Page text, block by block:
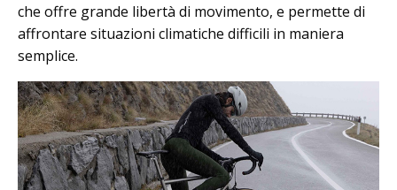
che offre grande libertà di movimento, e permette di
affrontare situazioni climatiche difficili in maniera
semplice.